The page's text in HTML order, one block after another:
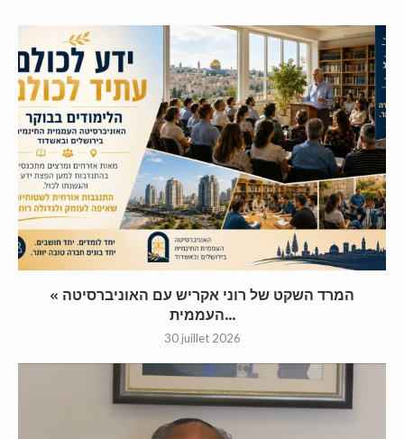
« המרד השקט של רוני אקריש עם האוניברסיטה
העממית...
30 juillet 2026